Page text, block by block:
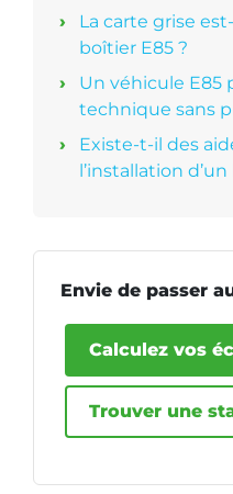
La carte grise
boîtier E85 ?
Un véhicule E85
technique sans
Existe-t-il des
l’installation
Envie de passer
Calculez vos
Trouver une